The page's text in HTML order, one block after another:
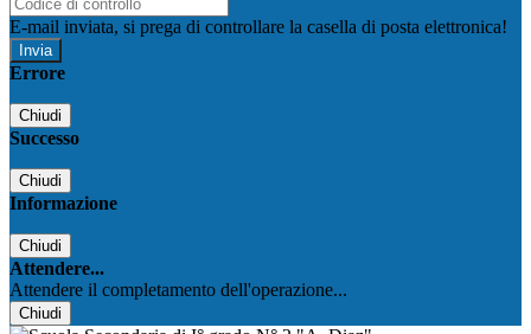
E-mail inviata, si prega di controllare la casella di posta elettronica!
Errore
Chiudi
Successo
Chiudi
Informazione
Chiudi
Attendere...
Attendere il completamento dell'operazione...
Chiudi